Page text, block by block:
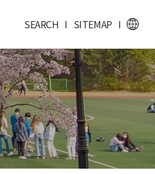
SEARCH I SITEMAP I